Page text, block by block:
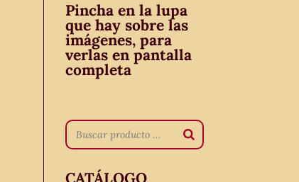
Pincha en la lupa
que hay sobre las
imágenes, para
verlas en pantalla
completa
CATÁLOGO